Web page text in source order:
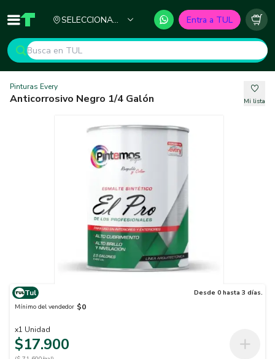
Inicio TUL - Tu Marketplace de Construcción
SELECCIONA
Entra a TUL
Pinturas Every
Anticorrosivo Negro 1/4 Galón Mi lista
Tul
Desde 0 hasta 3 días.
Mínimo del vendedor $0
x1 Unidad
$17.900